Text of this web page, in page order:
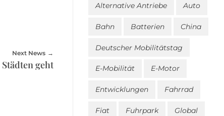
Next News
geht
Alternative Antriebe Auto
Bahn Batterien China
Deutscher Mobilitätstag
E-Mobilität E-Motor
Entwicklungen Fahrrad
Fiat Fuhrpark Global